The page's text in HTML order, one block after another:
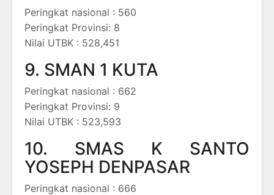
Peringkat nasional : 560
Peringkat Provinsi: 8
Nilai UTBK : 528,451
9. SMAN 1 KUTA
Peringkat nasional : 662
Peringkat Provinsi: 9
Nilai UTBK : 523,593
10. SMAS K SANTO
YOSEPH DENPASAR
Peringkat nasional : 666